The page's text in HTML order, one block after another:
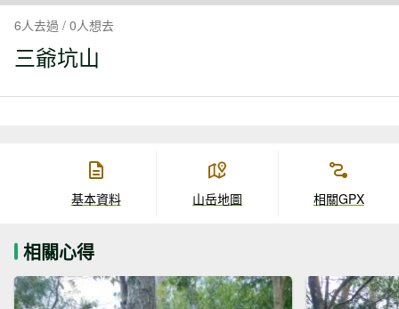
6人去過 / 0人想去
三爺坑山
基本資料 山岳地圖 相關GPX
相關心得